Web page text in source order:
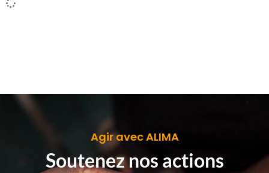
Agir avec ALIMA
Soutenez nos actions